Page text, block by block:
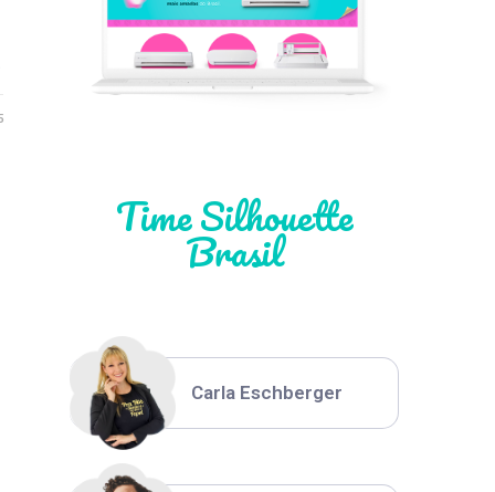
Time Silhouette
Brasil
Léia Pastori
Thiara Ney
Carla Eschberger